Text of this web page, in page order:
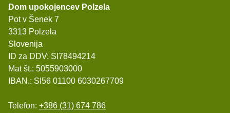
Dom upokojencev Polzela
Pot v Šenek 7
3313 Polzela
Slovenija
ID za DDV: SI78494214
Mat št.: 5055903000
IBAN.: SI56 01100 6030267709
Telefon: +386 (31) 674 786